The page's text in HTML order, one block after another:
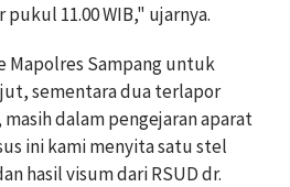
11.00 WIB," ujarnya.
Mapolres Sampang untuk
sementara dua terlapor
masih dalam pengejaran aparat
ini kami menyita satu stel
hasil visum dari RSUD dr.